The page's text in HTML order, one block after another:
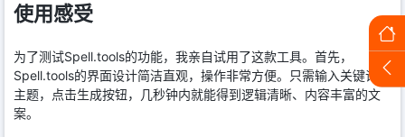
使用感受
为了测试Spell.tools的功能，我亲自试用了这款工具。首先，
Spell.tools的界面设计简洁直观，操作非常方便。只需输入关键词或
主题，点击生成按钮，几秒钟内就能得到逻辑清晰、内容丰富的文
案。